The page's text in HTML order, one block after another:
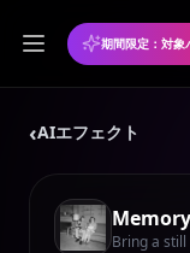
‹AIエフェクト
Bring a